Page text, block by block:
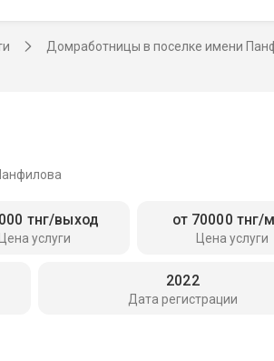
Домработницы в поселке имени
Цена услуги
тнг/выход
Цена услуги
от 70000 тнг/
Дата регистрации
2022